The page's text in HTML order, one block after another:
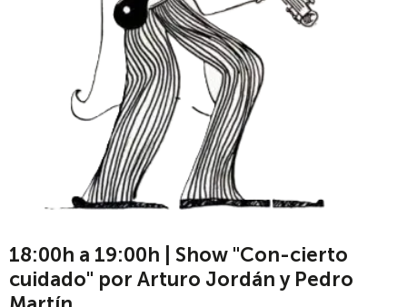
18:00h a 19:00h | Show "Con-cierto
cuidado" por Arturo Jordán y Pedro